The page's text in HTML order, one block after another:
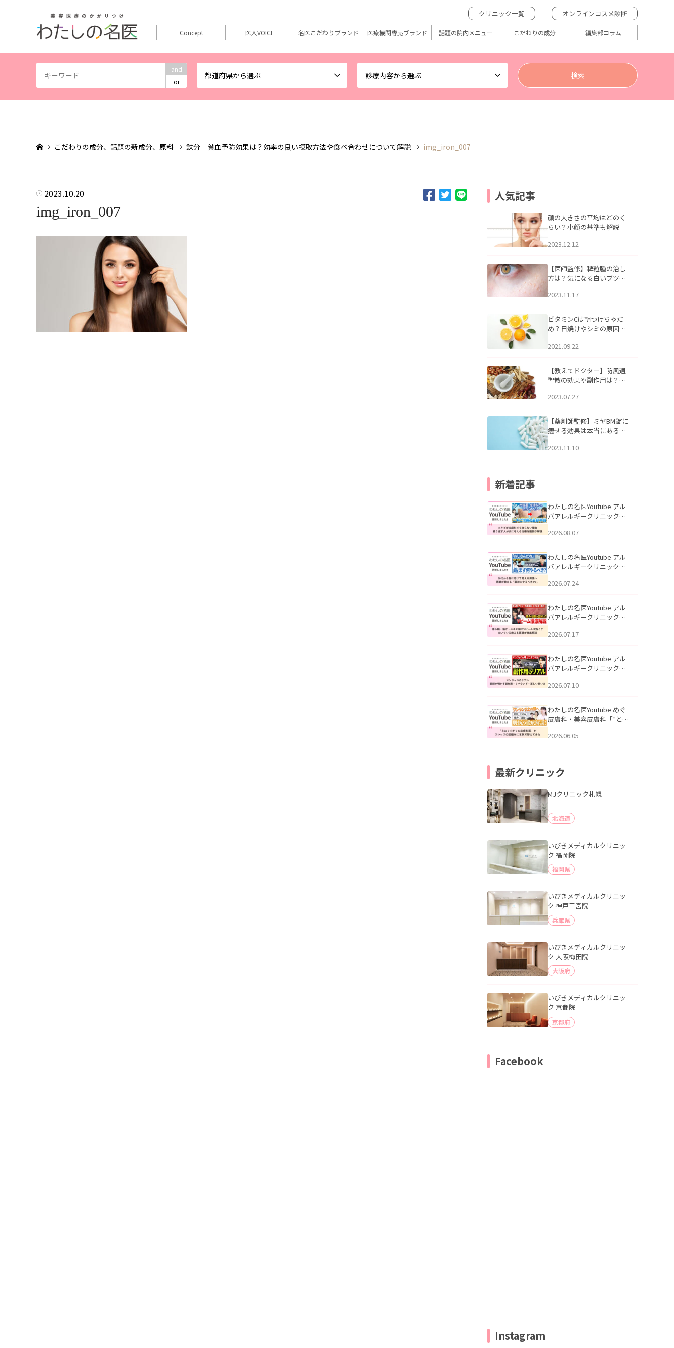
and
or
都道府県から選ぶ 診療内容から選ぶ
クリニック一覧 オンラインコスメ診断
Concept 医人VOICE 名医こだわりブランド 医療機関専売ブランド 話題の院内メニュー こだわりの成分 編集部コラム
こだわりの成分、話題の新成分、原料 鉄分 貧血予防効果は？効率の良い摂取方法や食べ合わせについて解説 img_iron_007
2023.10.20
img_iron_007
人気記事
顔の大きさの平均はどのく
らい？小顔の基準も解説
2023.12.12
【医師監修】稗粒腫の治し
方は？気になる白いブツブ
アについて
2023.11.17
ビタミンCは朝つけちゃだ
め？日焼けやシミの原因に
2021.09.22
【教えてドクター】防風通
聖散の効果や副作用は？長
2023.07.27
【薬剤師監修】ミヤBM錠に
痩せる効果は本当にある
2023.11.10
新着記事
わたしの名医Youtube アル
バアレルギークリニック札
らない理由｜繰り返す人が
説」を公開いたしました。
2026.08.07
わたしの名医Youtube アル
バアレルギークリニック札
える男性へ｜医師が教える
公開いたしました。
2026.07.24
わたしの名医Youtube アル
バアレルギークリニック札
跡にVビームは効く？向いて
説」を公開いたしました。
2026.07.17
わたしの名医Youtube アル
バアレルギークリニック札
医師が明かす副作用・リバ
公開いたしました。
2026.07.10
わたしの名医Youtube めぐ
皮膚科・美容皮膚科「”とお
ッズの肌悩みに本気で答え
2026.06.05
最新クリニック
MJクリニック札幌
北海道
いびきメディカルクリニッ
ク 福岡院
福岡県
いびきメディカルクリニッ
ク 神戸三宮院
兵庫県
いびきメディカルクリニッ
ク 大阪梅田院
大阪府
いびきメディカルクリニッ
ク 京都院
京都府
Facebook
Instagram